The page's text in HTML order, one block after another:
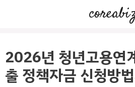
건
너
2026년 청년고용연
출 정책자금 신청방